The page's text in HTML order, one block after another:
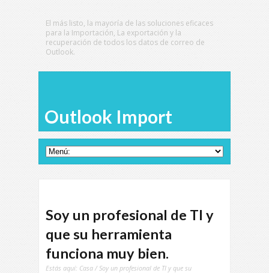
El más listo, la mayoría de las soluciones eficaces
para la Importación, La exportación y la
recuperación de todos los datos de correo de
Outlook.
Outlook Import
Soy un profesional de TI y
que su herramienta
funciona muy bien.
Estás aquí: Casa / Soy un profesional de TI y que su